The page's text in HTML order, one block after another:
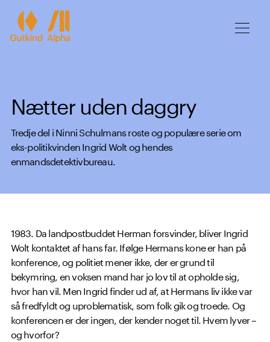
Spring til hovedindhold
Nætter uden daggry
Tredje del i Ninni Schulmans roste og populære serie om
eks-politikvinden Ingrid Wolt og hendes
enmandsdetektivbureau.
1983. Da landpostbuddet Herman forsvinder, bliver Ingrid
Wolt kontaktet af hans far. Ifølge Hermans kone er han på
konference, og politiet mener ikke, der er grund til
bekymring, en voksen mand har jo lov til at opholde sig,
hvor han vil. Men Ingrid finder ud af, at Hermans liv ikke var
så fredfyldt og uproblematisk, som folk gik og troede. Og
konferencen er der ingen, der kender noget til. Hvem lyver –
og hvorfor?